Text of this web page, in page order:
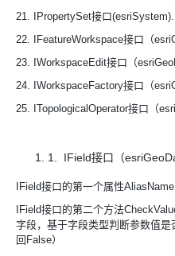
21. IPropertySet接口
22. IFeatureWorkspace接口（
23. IWorkspaceEdit接口（
24. IWorkspaceFactory接口（
25. ITopologicalOperator接口（
1. IField接口（
IField接口的第一个属性
IField接口的第二个方法
字段，基于字段类型判断参数值
回False）